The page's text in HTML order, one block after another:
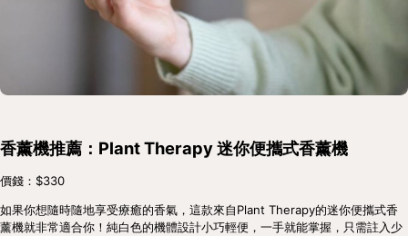
香薰機推薦：Plant Therapy 迷你便攜式香薰機
價錢：$330
如果你想隨時隨地享受療癒的香氣，這款來自Plant Therapy的迷你便攜式香
薰機就非常適合你！純白色的機體設計小巧輕便，一手就能掌握，只需註入少